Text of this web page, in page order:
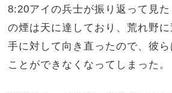
8:20アイの兵士が振り返って見た
の煙は天に達しており、荒れ野
手に対して向き直ったので、彼
ことができなくなってしまった。